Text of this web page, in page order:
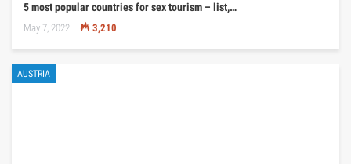
5 most popular countries for sex tourism – list,…
May 7, 2022 3,210
AUSTRIA